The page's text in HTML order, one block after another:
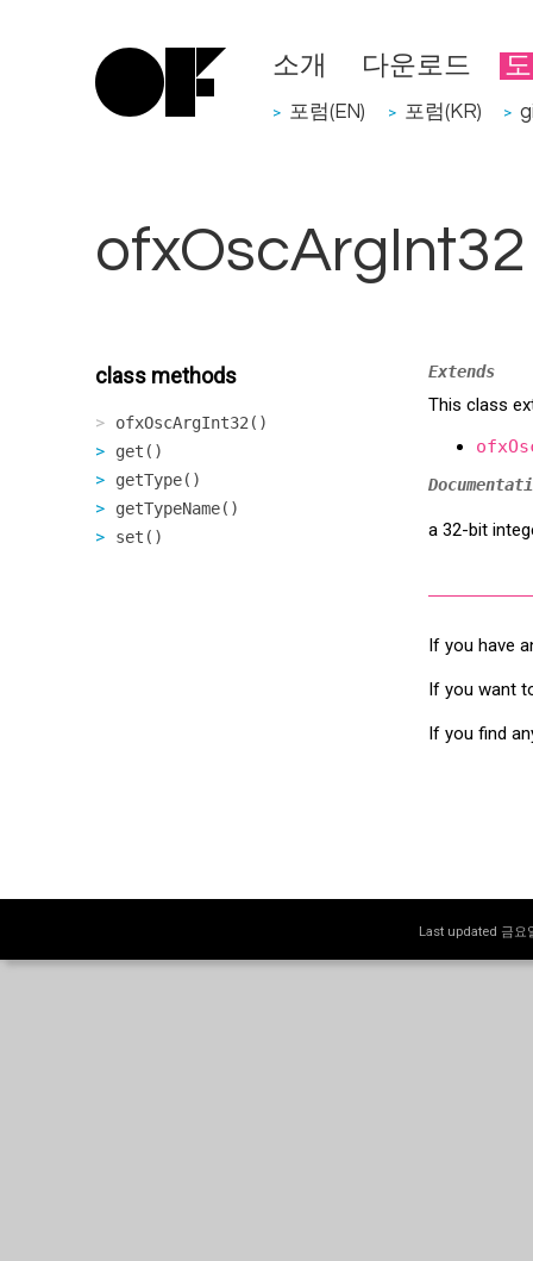
소개 다운로드
> 포럼(EN) > 포럼(KR) >
ofxOscArgInt32
class methods
ofxOscArgInt32()
get()
getType()
getTypeName()
set()
Extends
This class
a 32-bit
If you have
If you want
If you find
Last updated 금